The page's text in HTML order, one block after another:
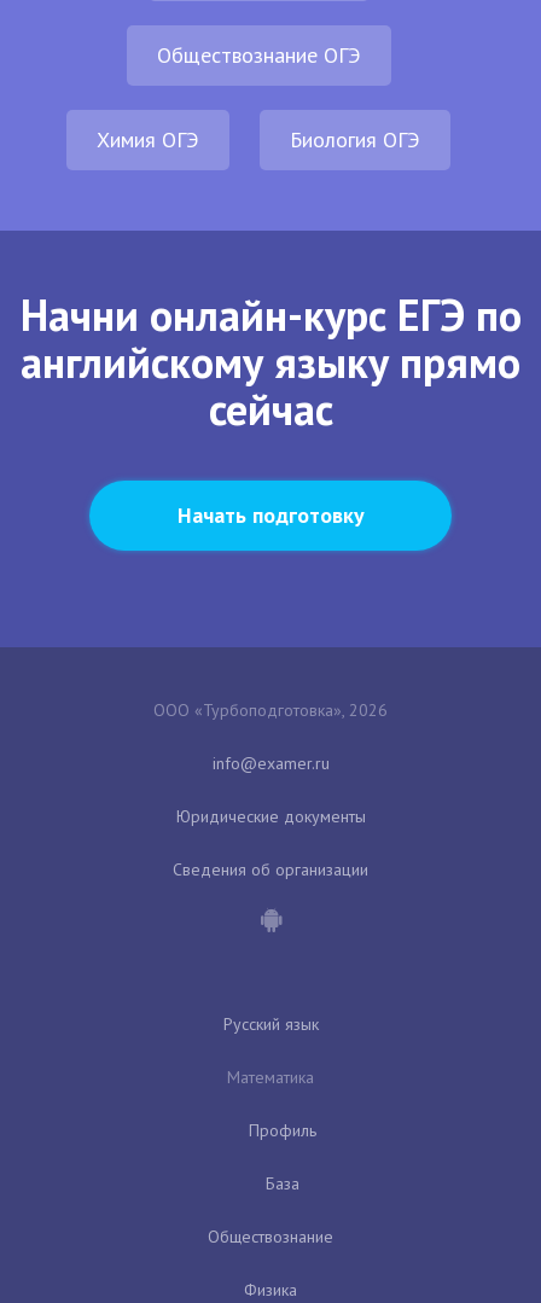
Обществознание ОГЭ
Химия ОГЭ Биология ОГЭ
Начни онлайн-курс ЕГЭ по
английскому языку прямо
сейчас
Начать подготовку
ООО «Турбоподготовка», 2026
Юридические документы
Сведения об организации
Русский язык
Математика
Профиль
База
Обществознание
Физика